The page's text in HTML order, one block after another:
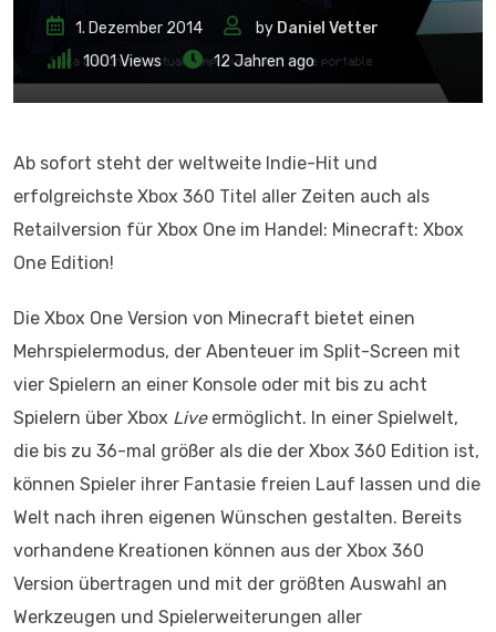
1. Dezember 2014 by Daniel Vetter
1001Views 12 Jahren ago
Ab sofort steht der weltweite Indie-Hit und
erfolgreichste Xbox 360 Titel aller Zeiten auch als
Retailversion für Xbox One im Handel: Minecraft: Xbox
One Edition!
Die Xbox One Version von Minecraft bietet einen
Mehrspielermodus, der Abenteuer im Split-Screen mit
vier Spielern an einer Konsole oder mit bis zu acht
Spielern über Xbox Liveermöglicht. In einer Spielwelt,
die bis zu 36-mal größer als die der Xbox 360 Edition ist,
können Spieler ihrer Fantasie freien Lauf lassen und die
Welt nach ihren eigenen Wünschen gestalten. Bereits
vorhandene Kreationen können aus der Xbox 360
Version übertragen und mit der größten Auswahl an
Werkzeugen und Spielerweiterungen aller